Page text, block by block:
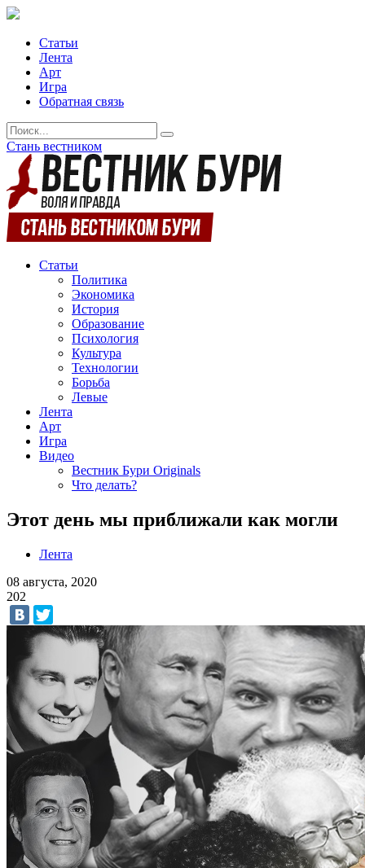
Статьи
Лента
Арт
Игра
Обратная связь
Стань вестником
Статьи
Политика
Экономика
История
Образование
Психология
Культура
Технологии
Борьба
Левые
Лента
Арт
Игра
Видео
Вестник Бури Originals
Что делать?
Этот день мы приближали как могли
Лента
08 августа, 2020
202